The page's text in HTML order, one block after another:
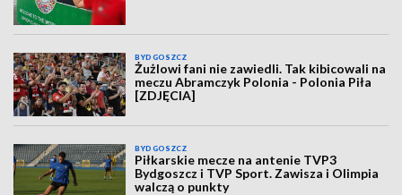
BYDGOSZCZ
Żużlowi fani nie zawiedli. Tak kibicowali na
meczu Abramczyk Polonia - Polonia Piła
[ZDJĘCIA]
BYDGOSZCZ
Piłkarskie mecze na antenie TVP3
Bydgoszcz i TVP Sport. Zawisza i Olimpia
walczą o punkty